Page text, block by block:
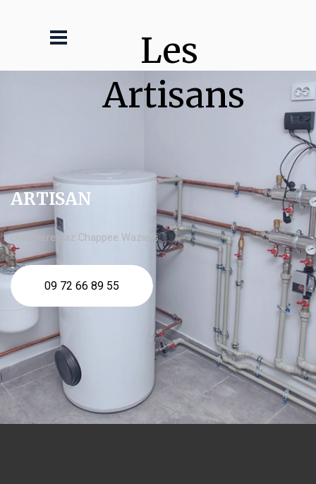
Les
Artisans
ARTISAN
chaudière gaz Chappee Waziers
09 72 66 89 55